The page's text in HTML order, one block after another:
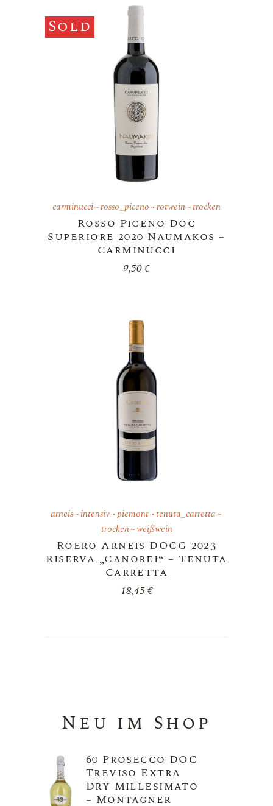
Sold
carminucci rosso_piceno rotwein trocken
Rosso Piceno Doc
Superiore 2020 Naumakos –
Carminucci
9,50€
arneis intensiv piemont tenuta_carretta
trocken weißwein
Roero Arneis DOCG 2023
Riserva „Canorei“ – Tenuta
Carretta
18,45€
Neu im Shop
60 Prosecco DOC
Treviso Extra
Dry Millesimato
– Montagner